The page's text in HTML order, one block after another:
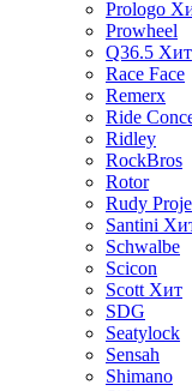
Prologo
Prowheel
Q36.5 Хит
Race Face
Remerx
Ride
Ridley
RockBros
Rotor
Rudy
Santini
Schwalbe
Scicon
Scott Хит
SDG
Seatylock
Sensah
Shimano